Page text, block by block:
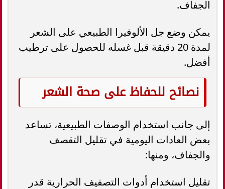
الجفاف.
يمكن وضع جل الألوفيرا الطبيعي على الشعر
لمدة 20 دقيقة قبل غسله للحصول على ترطيب
أفضل.
نصائح للحفاظ على صحة الشعر
إلى جانب استخدام الوصفات الطبيعية، تساعد
بعض العادات اليومية في تقليل التقصف
والجفاف، ومنها:
تقليل استخدام أدوات التصفيف الحرارية قدر